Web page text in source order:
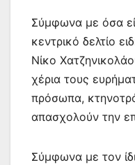
Σύμφωνα με όσα
κεντρικό δελτίο
Νίκο
χέρια τους
πρόσωπα,
απασχολούν την
Σύμφωνα με τον